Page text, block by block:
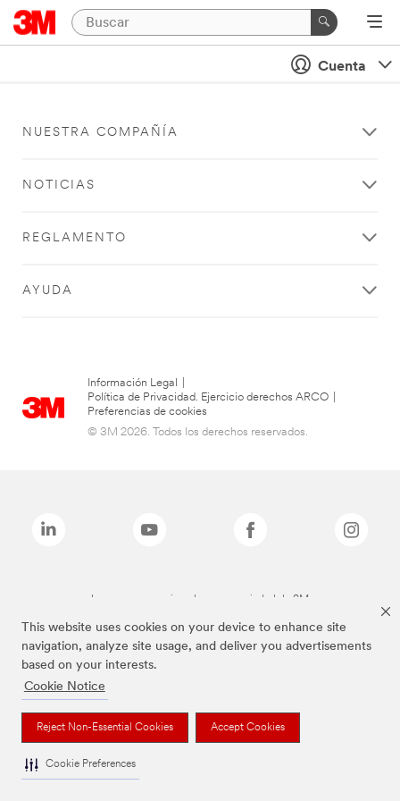
This website uses cookies on your device to enhance site
navigation, analyze site usage, and deliver you advertisements
based on your interests.
Cookie Notice
Reject Non-Essential Cookies Accept Cookies
Cookie Preferences
Cuenta
NUESTRA COMPAÑÍA
NOTICIAS
REGLAMENTO
AYUDA
Información Legal
Política de Privacidad. Ejercicio derechos ARCO
Preferencias de cookies
© 3M 2026. Todos los derechos reservados.
Las marcas mencionadas son propiedad de 3M